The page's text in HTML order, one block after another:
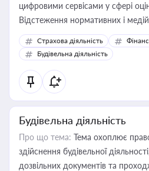
цифровими сервісами у сфері
Відстеження нормативних і
корисне для власника бізнесу,
бухгалтера під час
державного майна,
статусу суб'єктів оціночної
Страхова діяльність
Будівельна діяльність
Будівельна діяльність
Про що тема: Тема охоплює
здійснення будівельної
дозвільних документів та